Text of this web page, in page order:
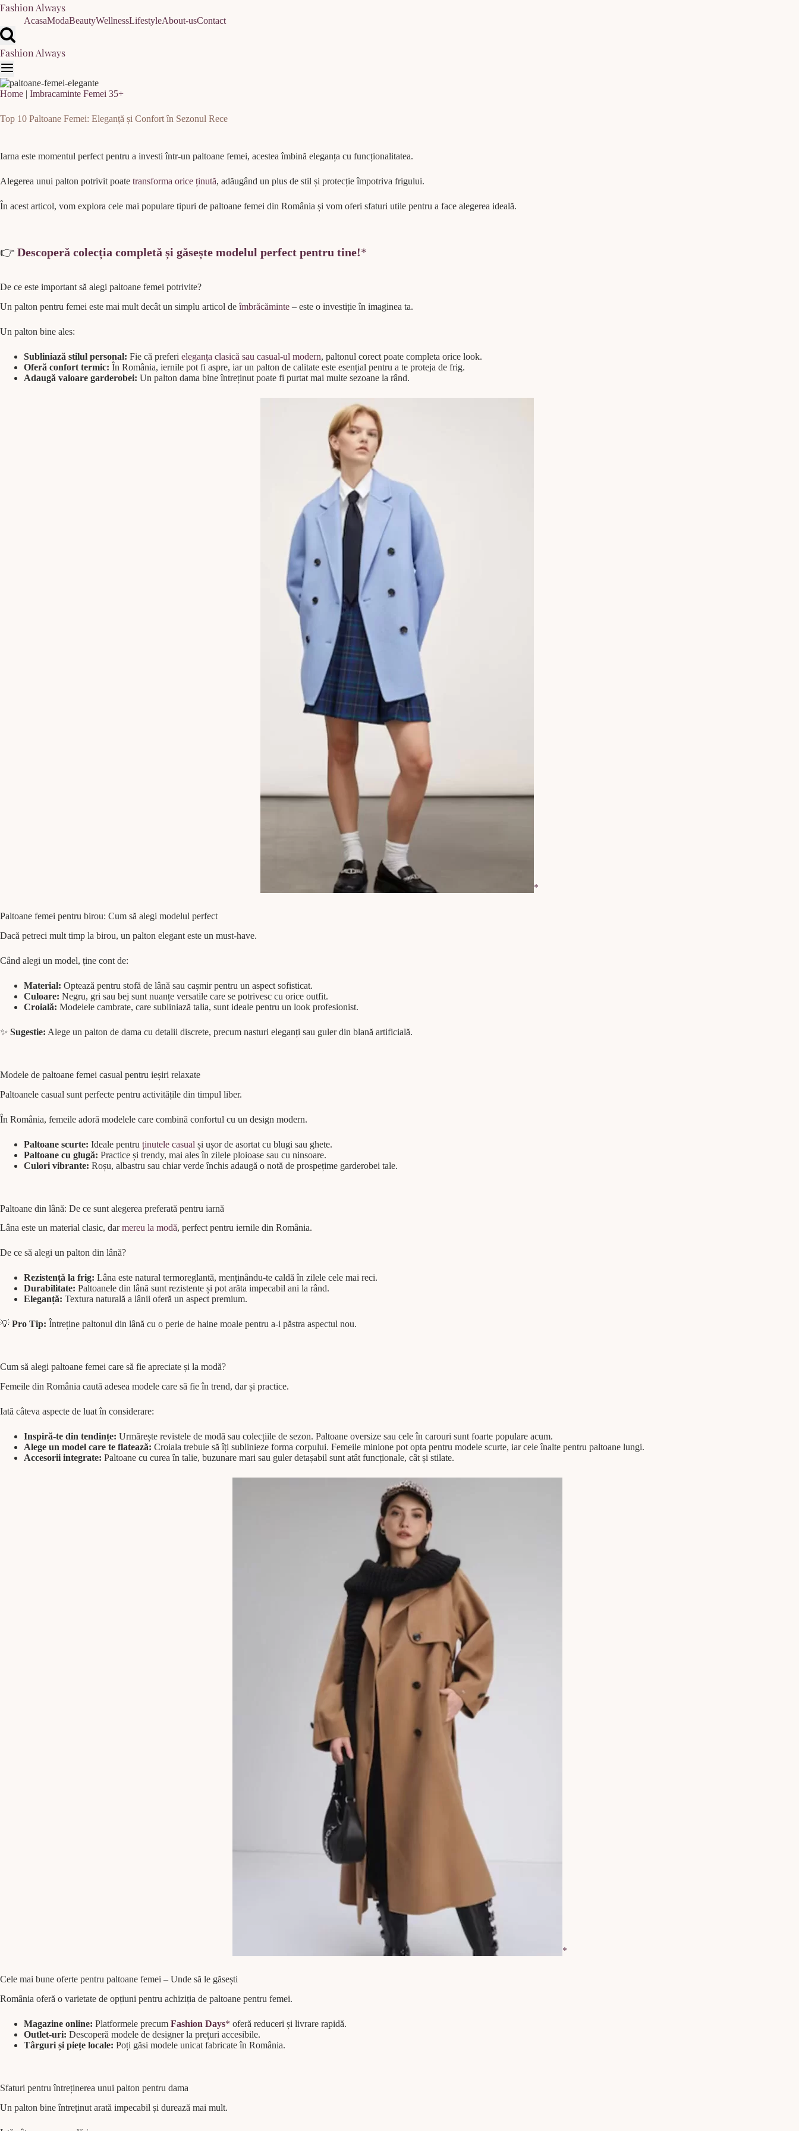
Skip
content
Fashion Always
AcasaModaBeautyWellnessLifestyleAbout-usContact
Fashion Always
Home | Imbracaminte Femei 35+
Top 10 Paltoane Femei: Eleganță și Confort în Sezonul Rece
Iarna este momentul perfect pentru a investi într-un paltoane femei, acestea îmbină eleganța cu funcționalitatea.
Alegerea unui palton potrivit poate transforma orice ținută, adăugând un plus de stil și protecție împotriva frigului.
În acest articol, vom explora cele mai populare tipuri de paltoane femei din România și vom oferi sfaturi utile pentru a face alegerea ideală.
👉 Descoperă colecția completă și găsește modelul perfect pentru tine!
De ce este important să alegi paltoane femei potrivite?
Un palton pentru femei este mai mult decât un simplu articol deîmbrăcăminte – este o investiție în imaginea ta.
Un palton bine ales:
Subliniază stilul personal: Fie că preferi eleganța clasică sau casual-ul modern, paltonul corect poate completa orice look.
Oferă confort termic: În România, iernile pot fi aspre, iar un palton de calitate este esențial pentru a te proteja de frig.
Adaugă valoare garderobei: Un palton dama bine întreținut poate fi purtat mai multe sezoane la rând.
Paltoane femei pentru birou: Cum să alegi modelul perfect
Dacă petreci mult timp la birou, un palton elegant este un must-have.
Când alegi un model, ține cont de:
Material: Optează pentru stofă de lână sau cașmir pentru un aspect sofisticat.
Culoare: Negru, gri sau bej sunt nuanțe versatile care se potrivesc cu orice outfit.
Croială: Modelele cambrate, care subliniază talia, sunt ideale pentru un look profesionist.
✨ Sugestie: Alege un palton de dama cu detalii discrete, precum nasturi eleganți sau guler din blană artificială.
Modele de paltoane femei casual pentru ieșiri relaxate
Paltoanele casual sunt perfecte pentru activitățile din timpul liber.
În România, femeile adoră modelele care combină confortul cu un design modern.
Paltoane scurte: Ideale pentru ținutele casual și ușor de asortat cu blugi sau ghete.
Paltoane cu glugă: Practice și trendy, mai ales în zilele ploioase sau cu ninsoare.
Culori vibrante: Roșu, albastru sau chiar verde închis adaugă o notă de prospețime garderobei tale.
Paltoane din lână: De ce sunt alegerea preferată pentru iarnă
Lâna este un material clasic, darmereu la modă, perfect pentru iernile din România.
De ce să alegi un palton din lână?
Rezistență la frig: Lâna este natural termoreglantă, menținându-te caldă în zilele cele mai reci.
Durabilitate: Paltoanele din lână sunt rezistente și pot arăta impecabil ani la rând.
Eleganță: Textura naturală a lânii oferă un aspect premium.
💡 Pro Tip: Întreține paltonul din lână cu o perie de haine moale pentru a-i păstra aspectul nou.
Cum să alegi paltoane femei care să fie apreciate și la modă?
Femeile din România caută adesea modele care să fie în trend, dar și practice.
Iată câteva aspecte de luat în considerare:
Inspiră-te din tendințe: Urmărește revistele de modă sau colecțiile de sezon. Paltoane oversize sau cele în carouri sunt foarte populare acum.
Alege un model care te flatează: Croiala trebuie să îți sublinieze forma corpului. Femeile minione pot opta pentru modele scurte, iar cele înalte pentru paltoane lungi.
Accesorii integrate: Paltoane cu curea în talie, buzunare mari sau guler detașabil sunt atât funcționale, cât și stilate.
Cele mai bune oferte pentru paltoane femei – Unde să le găsești
România oferă o varietate de opțiuni pentru achiziția de paltoane pentru femei.
Magazine online: Platformele precum Fashion Days
oferă reduceri și livrare rapidă.
Outlet-uri: Descoperă modele de designer la prețuri accesibile.
Târguri și piețe locale: Poți găsi modele unicat fabricate în România.
Sfaturi pentru întreținerea unui palton pentru dama
Un palton bine întreținut arată impecabil și durează mai mult.